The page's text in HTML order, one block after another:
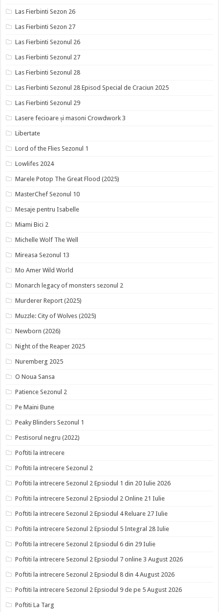
Las Fierbinti Sezon 26
Las Fierbinti Sezon 27
Las Fierbinti Sezonul 26
Las Fierbinti Sezonul 27
Las Fierbinti Sezonul 28
Las Fierbinti Sezonul 28 Episod Special de Craciun 2025
Las Fierbinti Sezonul 29
Lasere fecioare și masoni Crowdwork 3
Libertate
Lord of the Flies Sezonul 1
Lowlifes 2024
Marele Potop The Great Flood (2025)
MasterChef Sezonul 10
Mesaje pentru Isabelle
Miami Bici 2
Michelle Wolf The Well
Mireasa Sezonul 13
Mo Amer Wild World
Monarch legacy of monsters sezonul 2
Murderer Report (2025)
Muzzle: City of Wolves (2025)
Newborn (2026)
Night of the Reaper 2025
Nuremberg 2025
O Noua Sansa
Patience Sezonul 2
Pe Maini Bune
Peaky Blinders Sezonul 1
Pestisorul negru (2022)
Poftiti la intrecere
Poftiti la intrecere Sezonul 2
Poftiti la intrecere Sezonul 2 Epsiodul 1 din 20 Iulie 2026
Poftiti la intrecere Sezonul 2 Epsiodul 2 Online 21 Iulie
Poftiti la intrecere Sezonul 2 Epsiodul 4 Reluare 27 Iulie
Poftiti la intrecere Sezonul 2 Epsiodul 5 Integral 28 Iulie
Poftiti la intrecere Sezonul 2 Epsiodul 6 din 29 Iulie
Poftiti la intrecere Sezonul 2 Epsiodul 7 online 3 August 2026
Poftiti la intrecere Sezonul 2 Epsiodul 8 din 4 August 2026
Poftiti la intrecere Sezonul 2 Epsiodul 9 de pe 5 August 2026
Poftiti La Targ